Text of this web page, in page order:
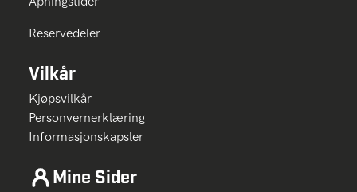
Reservedeler
Vilkår
Kjøpsvilkår
Personvernerklæring
Informasjonskapsler
Mine Sider